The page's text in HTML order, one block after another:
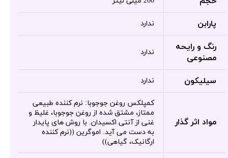
پارابن ندارد
رنگ و رایحه
مصنوعی
ندارد
سیلیکون ندارد
مواد اثر گذار
کمپلکس روغن جوجوبا: نرم کننده طبیعی
ممتاز، مشتق شده از روغن جوجوبا، غلیظ و
غنی از آنتی اکسیدان. با روش های پایدار
به دست می آید. اموگرین ((نرم کننده
ارگانیک، گیاهی))